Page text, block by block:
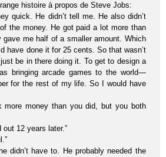
histoire à propos de Steve Jobs:
quick. He didn’t tell me. He also didn’t
the money. He got paid a lot more than
gave me half of a smaller amount. Which
have done it for 25 cents. So that wasn’t
be in there doing it. To get to design a
bringing arcade games to the world—
for the rest of my life. So I would have
more money than you did, but you both
out 12 years later.”
didn’t have to. He probably needed the